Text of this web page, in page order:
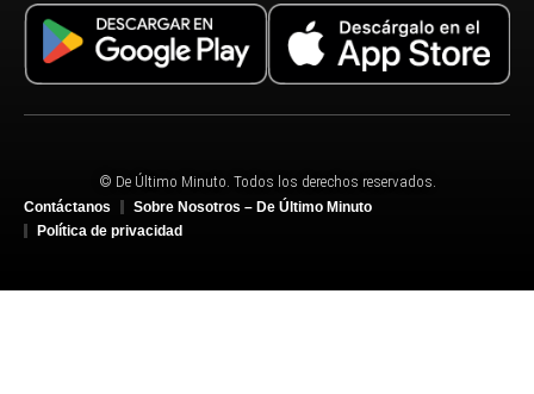
© De Último Minuto. Todos los derechos reservados.
Contáctanos
Sobre Nosotros – De Último Minuto
Política de privacidad